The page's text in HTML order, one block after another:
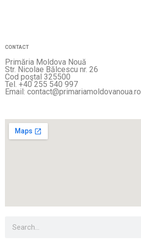
CONTACT
Primăria Moldova Nouă
Str. Nicolae Bălcescu nr. 26
Cod poştal 325500
Tel. +40 255 540 997
Email: contact@primariamoldovanoua.ro